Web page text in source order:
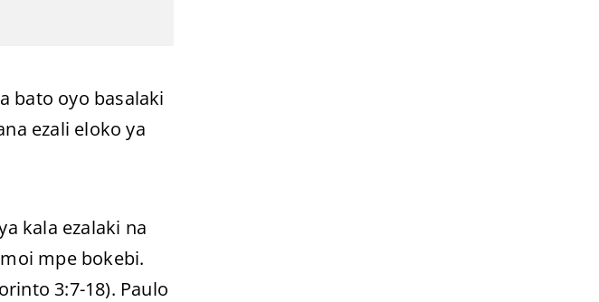
bato oyo basalaki
ezali eloko ya
kala ezalaki na
mpe bokebi.
3:7-18). Paulo